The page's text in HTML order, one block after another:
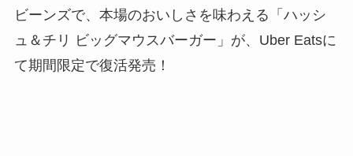
ビーンズで、本場のおいしさを味わえる「ハッシ
ュ＆チリ ビッグマウスバーガー」が、Uber Eatsに
て期間限定で復活発売！